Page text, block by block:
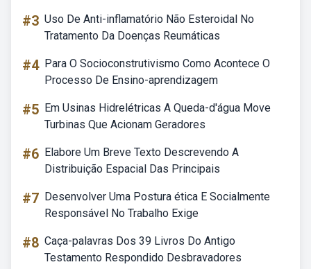
#3 Uso De Anti-inflamatório Não Esteroidal No
Tratamento Da Doenças Reumáticas
#4 Para O Socioconstrutivismo Como Acontece O
Processo De Ensino-aprendizagem
#5 Em Usinas Hidrelétricas A Queda-d'água Move
Turbinas Que Acionam Geradores
#6 Elabore Um Breve Texto Descrevendo A
Distribuição Espacial Das Principais
#7 Desenvolver Uma Postura ética E Socialmente
Responsável No Trabalho Exige
#8 Caça-palavras Dos 39 Livros Do Antigo
Testamento Respondido Desbravadores